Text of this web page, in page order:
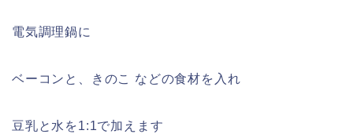
電気調理鍋に
ベーコンと、きのこ などの食材を入れ
豆乳と水を1:1で加えます